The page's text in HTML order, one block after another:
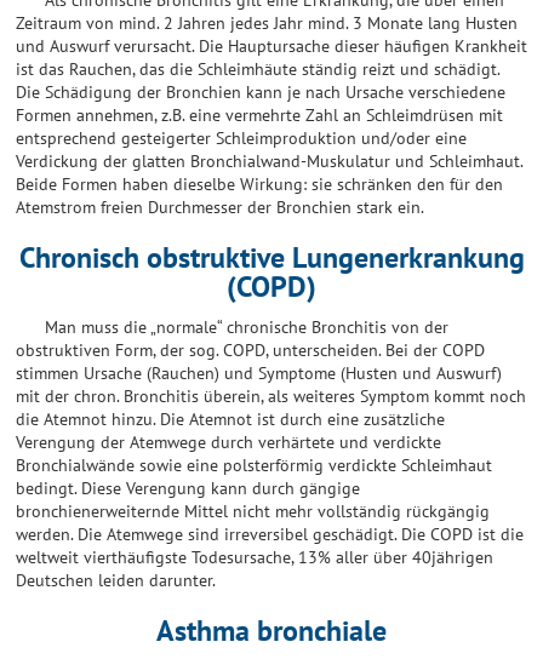
Zeitraum von mind. 2 Jahren jedes Jahr mind. 3 Monate lang Husten
und Auswurf verursacht. Die Hauptursache dieser häufigen Krankheit
ist das Rauchen, das die Schleimhäute ständig reizt und schädigt.
Die Schädigung der Bronchien kann je nach Ursache verschiedene
Formen annehmen, z.B. eine vermehrte Zahl an Schleimdrüsen mit
entsprechend gesteigerter Schleimproduktion und/oder eine
Verdickung der glatten Bronchialwand-Muskulatur und Schleimhaut.
Beide Formen haben dieselbe Wirkung: sie schränken den für den
Atemstrom freien Durchmesser der Bronchien stark ein.
Chronisch obstruktive Lungenerkrankung
(COPD)
Man muss die „normale“ chronische Bronchitis von der
obstruktiven Form, der sog. COPD, unterscheiden. Bei der COPD
stimmen Ursache (Rauchen) und Symptome (Husten und Auswurf)
mit der chron. Bronchitis überein, als weiteres Symptom kommt noch
die Atemnot hinzu. Die Atemnot ist durch eine zusätzliche
Verengung der Atemwege durch verhärtete und verdickte
Bronchialwände sowie eine polsterförmig verdickte Schleimhaut
bedingt. Diese Verengung kann durch gängige
bronchienerweiternde Mittel nicht mehr vollständig rückgängig
werden. Die Atemwege sind irreversibel geschädigt. Die COPD ist die
weltweit vierthäufigste Todesursache, 13% aller über 40jährigen
Deutschen leiden darunter.
Asthma bronchiale